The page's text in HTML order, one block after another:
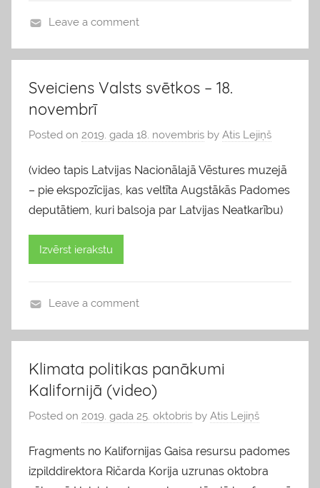
l
g
s
Leave a comment
Sveiciens Valsts svētkos – 18.
novembrī
Posted on 2019. gada 18. novembris by Atis Lejiņš
(video tapis Latvijas Nacionālajā Vēstures muzejā
– pie ekspozīcijas, kas veltīta Augstākās Padomes
deputātiem, kuri balsoja par Latvijas Neatkarību)
Izvērst ierakstu
l
g
s
Leave a comment
Klimata politikas panākumi
Kalifornijā (video)
Posted on 2019. gada 25. oktobris by Atis Lejiņš
Fragments no Kalifornijas Gaisa resursu padomes
izpilddirektora Ričarda Korija uzrunas oktobra